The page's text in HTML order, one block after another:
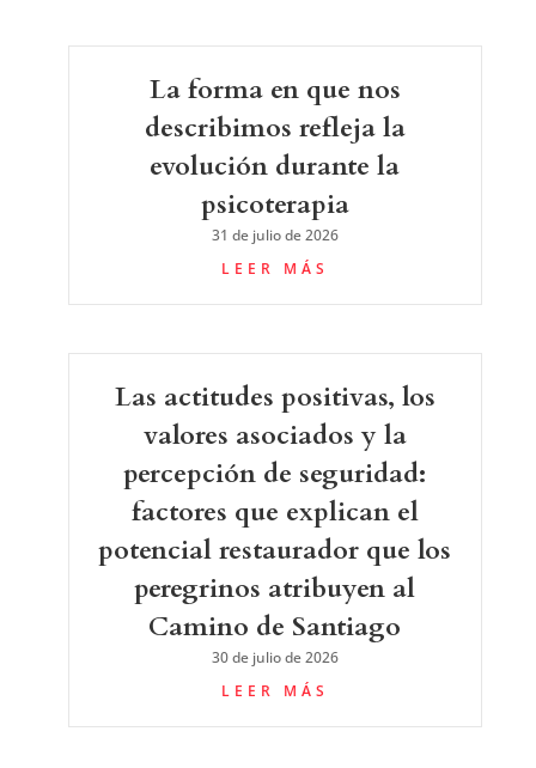
La forma en que nos
describimos refleja la
evolución durante la
psicoterapia
31 de julio de 2026
LEER MÁS
Las actitudes positivas, los
valores asociados y la
percepción de seguridad:
factores que explican el
potencial restaurador que los
peregrinos atribuyen al
Camino de Santiago
30 de julio de 2026
LEER MÁS